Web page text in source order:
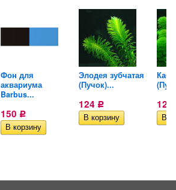
Фон для
аквариума
Barbus...
150 Р
Элодея зубчатая
(Пучок)...
124 Р 124